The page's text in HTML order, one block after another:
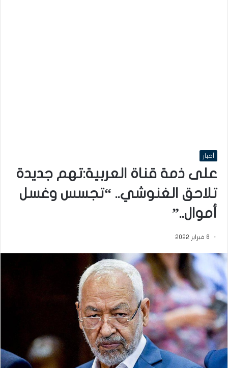
أخبار
على ذمة قناة العربية:تهم جديدة
تلاحق الغنوشي.. “تجسس وغسل
أموال..”
8 فبراير 2022